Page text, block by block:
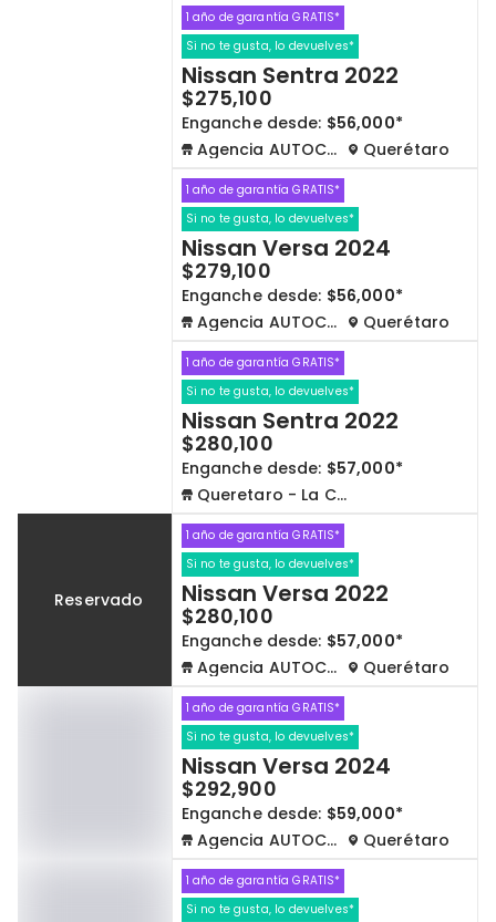
1 año de garantía GRATIS*
Si no te gusta, lo devuelves*
Nissan Sentra 2022
$275,100
Enganche desde: $56,000*
Agencia AUTOCOM
Querétaro
1 año de garantía GRATIS*
Si no te gusta, lo devuelves*
Nissan Versa 2024
$279,100
Enganche desde: $56,000*
Agencia AUTOCOM
Querétaro
1 año de garantía GRATIS*
Si no te gusta, lo devuelves*
Nissan Sentra 2022
$280,100
Enganche desde: $57,000*
Queretaro - La Capilla
Reservado
1 año de garantía GRATIS*
Si no te gusta, lo devuelves*
Nissan Versa 2022
$280,100
Enganche desde: $57,000*
Agencia AUTOCOM
Querétaro
1 año de garantía GRATIS*
Si no te gusta, lo devuelves*
Nissan Versa 2024
$292,900
Enganche desde: $59,000*
Agencia AUTOCOM
Querétaro
1 año de garantía GRATIS*
Si no te gusta, lo devuelves*